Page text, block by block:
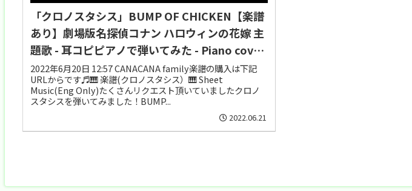
「クロノスタシス」BUMP OF CHICKEN【楽譜
あり】劇場版名探偵コナン ハロウィンの花嫁 主
題歌 - 耳コピピアノで弾いてみた - Piano cover
- CANACANA
2022年6月20日 12:57 CANACANA family楽譜の購入は下記
URLからです♬🎹 楽譜(クロノスタシス）🎹 Sheet
Music(Eng Only)たくさんリクエスト頂いていましたクロノ
スタシスを弾いてみました！BUMP...
2022.06.21